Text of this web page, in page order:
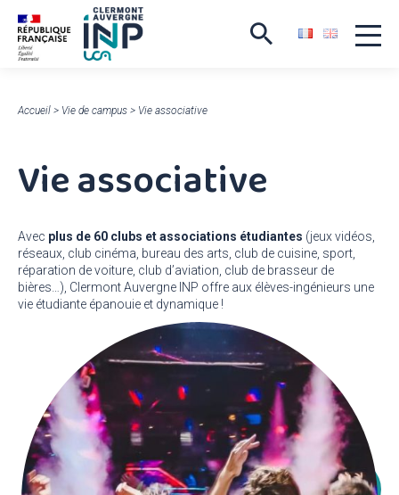
Accueil > Vie de campus > Vie associative
Vie associative
Avec plus de 60 clubs et associations étudiantes (jeux vidéos,
réseaux, club cinéma, bureau des arts, club de cuisine, sport,
réparation de voiture, club d’aviation, club de brasseur de
bières…), Clermont Auvergne INP offre aux élèves-ingénieurs une
vie étudiante épanouie et dynamique !